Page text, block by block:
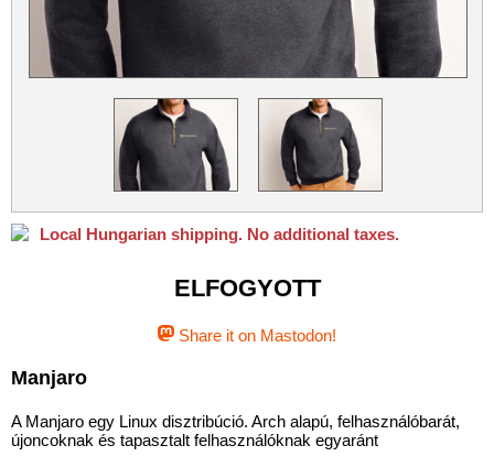
Python Rocky Linux
Slackware Taskwarrior Ubuntu
Ubuntu MATE Ubuntu Studio
Xubuntu
Local Hungarian shipping. No additional taxes.
ELFOGYOTT
Share it on Mastodon!
Manjaro
A Manjaro egy Linux disztribúció. Arch alapú, felhasználóbarát,
újoncoknak és tapasztalt felhasználóknak egyaránt